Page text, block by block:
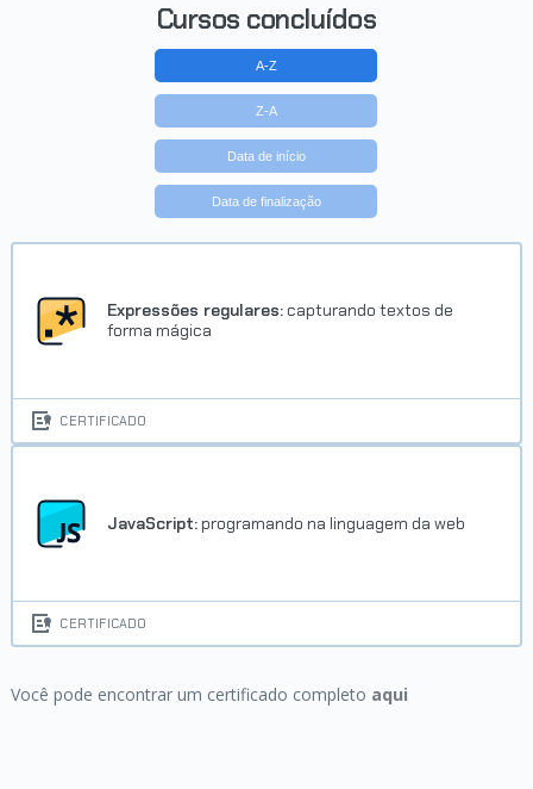
Cursos concluídos
A-Z
Z-A
Data de início
Data de finalização
Expressões regulares: capturando textos de
forma mágica
CERTIFICADO
JavaScript: programando na linguagem da web
CERTIFICADO
Você pode encontrar um certificado completo aqui